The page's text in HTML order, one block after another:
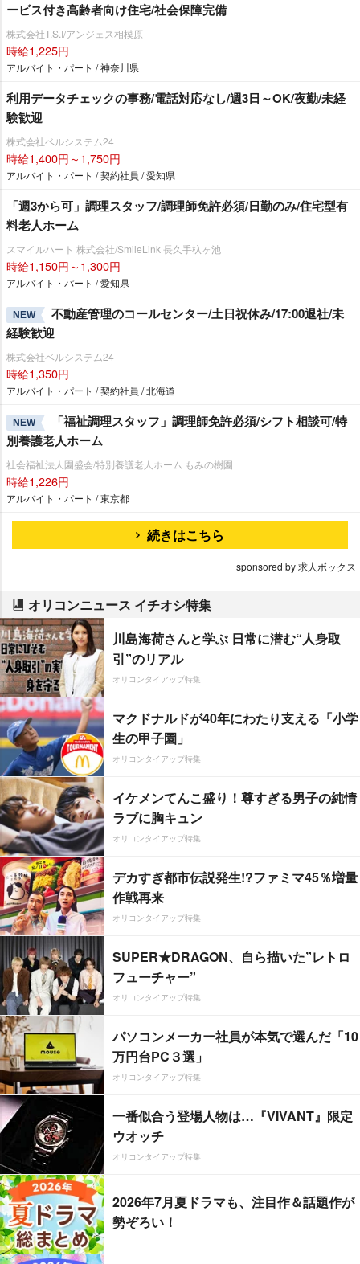
ービス付き高齢者向け住宅/社会保障完備
株式会社T.S.I/アンジェス相模原
時給1,225円
アルバイト・パート / 神奈川県
利用データチェックの事務/電話対応なし/週3日～OK/夜勤/未経
験歓迎
株式会社ベルシステム24
時給1,400円～1,750円
アルバイト・パート / 契約社員 / 愛知県
「週3から可」調理スタッフ/調理師免許必須/日勤のみ/住宅型有
料老人ホーム
スマイルハート 株式会社/SmileLink 長久手杁ヶ池
時給1,150円～1,300円
アルバイト・パート / 愛知県
NEW
不動産管理のコールセンター/土日祝休み/17:00退社/未
経験歓迎
株式会社ベルシステム24
時給1,350円
アルバイト・パート / 契約社員 / 北海道
NEW
「福祉調理スタッフ」調理師免許必須/シフト相談可/特
別養護老人ホーム
社会福祉法人園盛会/特別養護老人ホーム もみの樹園
時給1,226円
アルバイト・パート / 東京都
続きはこちら
sponsored by 求人ボックス
オリコンニュース イチオシ特集
川島海荷さんと学ぶ 日常に潜む“人身取
引”のリアル
オリコンタイアップ特集
マクドナルドが40年にわたり支える「小学
生の甲子園」
オリコンタイアップ特集
イケメンてんこ盛り！尊すぎる男子の純情
ラブに胸キュン
オリコンタイアップ特集
デカすぎ都市伝説発生!?ファミマ45％増量
作戦再来
オリコンタイアップ特集
SUPER★DRAGON、自ら描いた”レトロ
フューチャー”
オリコンタイアップ特集
パソコンメーカー社員が本気で選んだ「10
万円台PC３選」
オリコンタイアップ特集
一番似合う登場人物は…『VIVANT』限定
ウオッチ
オリコンタイアップ特集
2026年7月夏ドラマも、注目作＆話題作が
勢ぞろい！